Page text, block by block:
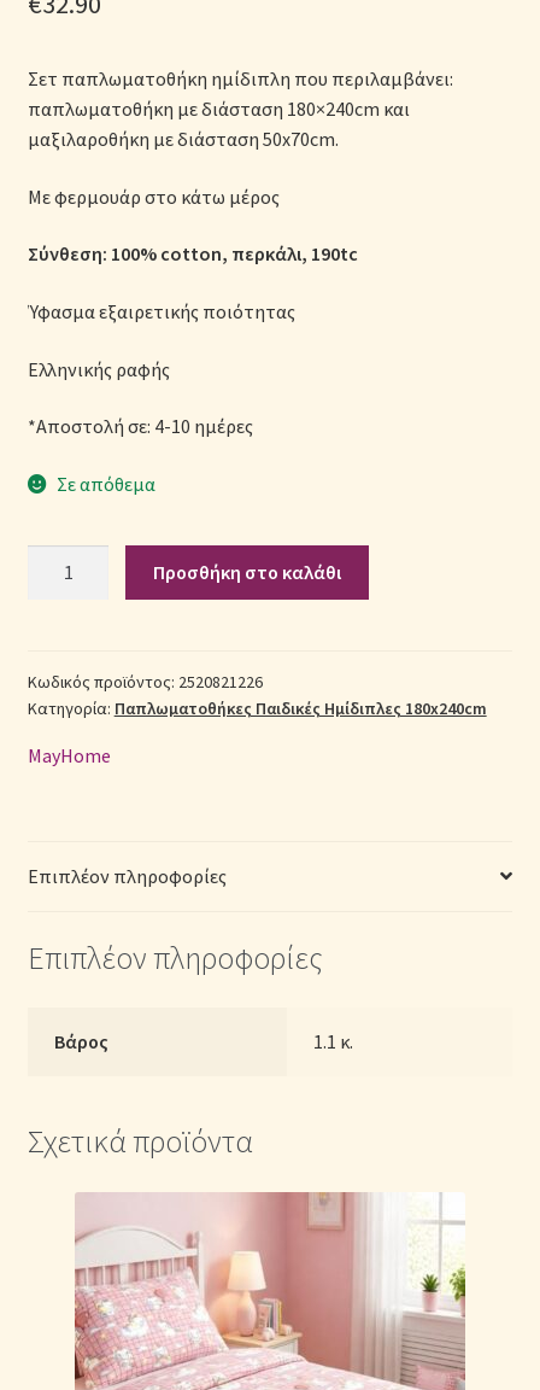
Μονόχρωμες Παπλωματοθήκες
Ολοκλήρωση παραγγελίας
Όροι Χρήσης
Παιδικά Λευκά Είδη
Σεντόνια Σετ
Σετ παπλωματοθήκη ημίδιπλη που περιλαμβάνει:
παπλωματοθήκη με διάσταση 180×240cm και
μαξιλαροθήκη με διάσταση 50x70cm.
Με φερμουάρ στο κάτω μέρος
Σύνθεση: 100% cotton, περκάλι, 190tc
Ύφασμα εξαιρετικής ποιότητας
Ελληνικής ραφής
*Αποστολή σε: 4-10 ημέρες
Σε απόθεμα
Παπλωματοθήκη
Ημίδιπλη
(Π:
x
2520821226
Προσθήκη στο καλάθι
Κωδικός προϊόντος: 2520821226
Κατηγορία: Παπλωματοθήκες Παιδικές Ημίδιπλες 180x240cm
MayHome
Επιπλέον πληροφορίες
Επιπλέον πληροφορίες
Βάρος 1.1 κ.
Σχετικά προϊόντα